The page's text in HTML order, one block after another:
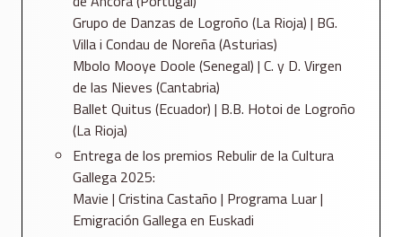
Grupo de Danzas de Logroño (La Rioja) | BG.
Villa i Condau de Noreña (Asturias)
Mbolo Mooye Doole (Senegal) | C. y D. Virgen
de las Nieves (Cantabria)
Ballet Quitus (Ecuador) | B.B. Hotoi de Logroño
(La Rioja)
Entrega de los premios Rebulir de la Cultura
Gallega 2025:
Mavie | Cristina Castaño | Programa Luar |
Emigración Gallega en Euskadi